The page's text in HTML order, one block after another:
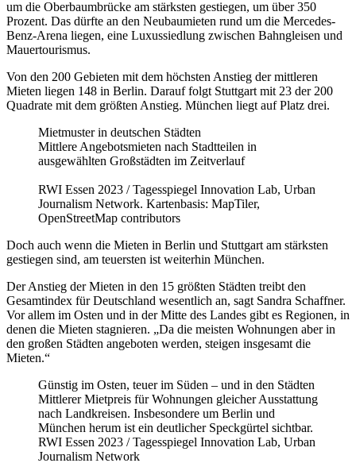
um die Oberbaumbrücke am stärksten gestiegen, um über 350
Prozent. Das dürfte an den Neubaumieten rund um die Mercedes-
Benz-Arena liegen, eine Luxussiedlung zwischen Bahngleisen und
Mauertourismus.
Von den 200 Gebieten mit dem höchsten Anstieg der mittleren
Mieten liegen 148 in Berlin. Darauf folgt Stuttgart mit 23 der 200
Quadrate mit dem größten Anstieg. München liegt auf Platz drei.
Mietmuster in deutschen Städten
Mittlere Angebotsmieten nach Stadtteilen in
ausgewählten Großstädten im Zeitverlauf
RWI Essen 2023 / Tagesspiegel Innovation Lab, Urban
Journalism Network. Kartenbasis: MapTiler,
OpenStreetMap contributors
Doch auch wenn die Mieten in Berlin und Stuttgart am stärksten
gestiegen sind, am teuersten ist weiterhin München.
Der Anstieg der Mieten in den 15 größten Städten treibt den
Gesamtindex für Deutschland wesentlich an, sagt Sandra Schaffner.
Vor allem im Osten und in der Mitte des Landes gibt es Regionen, in
denen die Mieten stagnieren. „Da die meisten Wohnungen aber in
den großen Städten angeboten werden, steigen insgesamt die
Mieten.“
Günstig im Osten, teuer im Süden – und in den Städten
Mittlerer Mietpreis für Wohnungen gleicher Ausstattung
nach Landkreisen. Insbesondere um Berlin und
München herum ist ein deutlicher Speckgürtel sichtbar.
RWI Essen 2023 / Tagesspiegel Innovation Lab, Urban
Journalism Network